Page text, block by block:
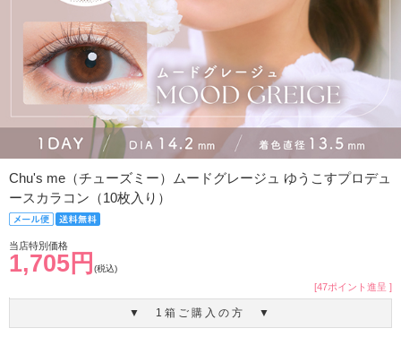
Chu's me（チューズミー）ムードグレージュ ゆうこすプロデュ
ースカラコン（10枚入り）
当店特別価格
1,705円 (税込)
[47ポイント進呈 ]
▼ 1箱ご購入の方 ▼